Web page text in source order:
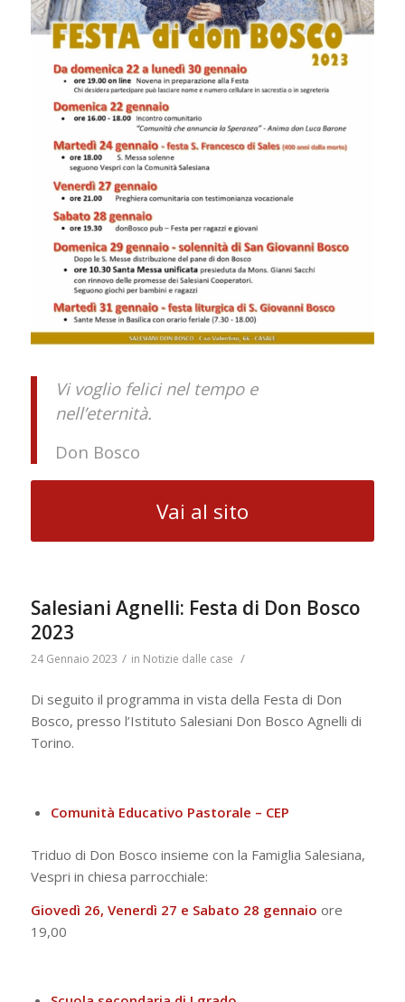
Vi voglio felici nel tempo e
nell’eternità.
Don Bosco
Vai al sito
Salesiani Agnelli: Festa di Don Bosco
2023
24 Gennaio 2023 / in Notizie dalle case /
Di seguito il programma in vista della Festa di Don
Bosco, presso l’Istituto Salesiani Don Bosco Agnelli di
Torino.
Comunità Educativo Pastorale – CEP
Triduo di Don Bosco insieme con la Famiglia Salesiana,
Vespri in chiesa parrocchiale:
Giovedì 26, Venerdì 27 e Sabato 28 gennaio ore
19,00